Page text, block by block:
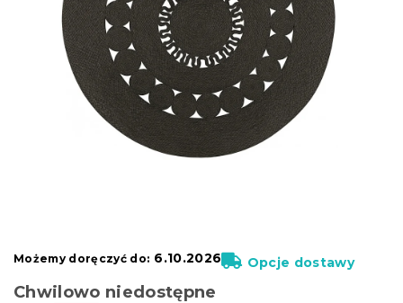
Chwilowo niedostępne
Możemy doręczyć do: 6.10.2026 Opcje dostawy